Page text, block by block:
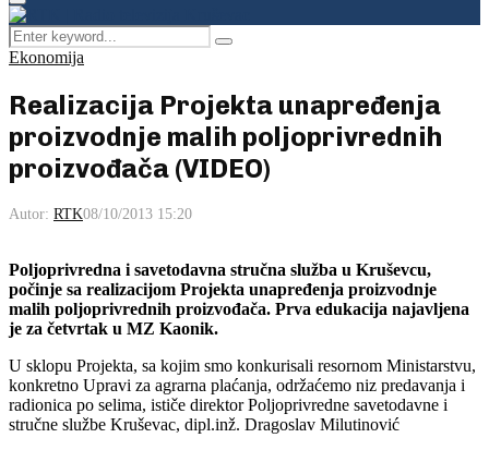
Primary
Menu
Search
for:
Pretraga
Ekonomija
Realizacija Projekta unapređenja
proizvodnje malih poljoprivrednih
proizvođača (VIDEO)
Autor: RTK08/10/2013 15:20
Poljoprivredna i savetodavna stručna služba u Kruševcu,
počinje sa realizacijom Projekta unapređenja proizvodnje
malih poljoprivrednih proizvođača. Prva edukacija najavljena
je za četvrtak u MZ Kaonik.
U sklopu Projekta, sa kojim smo konkurisali resornom Ministarstvu,
konkretno Upravi za agrarna plaćanja, održaćemo niz predavanja i
radionica po selima, ističe direktor Poljoprivredne savetodavne i
stručne službe Kruševac, dipl.inž. Dragoslav Milutinović